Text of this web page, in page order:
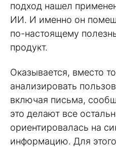
подход нашел
ИИ. И именно он
по-настоящему
продукт.
Оказывается, вместо
анализировать
включая письма,
это делают все
ориентировалась на
информацию. Для